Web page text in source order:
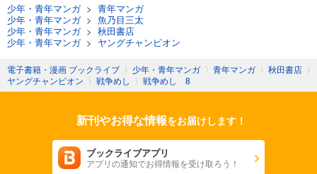
少年・青年マンガ> 青年マンガ
少年・青年マンガ> 魚乃目三太
少年・青年マンガ> 秋田書店
少年・青年マンガ> ヤングチャンピオン
電子書籍・漫画 ブックライブ 〉 少年・青年マンガ 〉 青年マンガ 〉 秋田書店 〉
ヤングチャンピオン 〉 戦争めし 〉 戦争めし 8
新刊やお得な情報をお届けします！
ブックライブアプリ
アプリの通知でお得情報を受け取ろう！